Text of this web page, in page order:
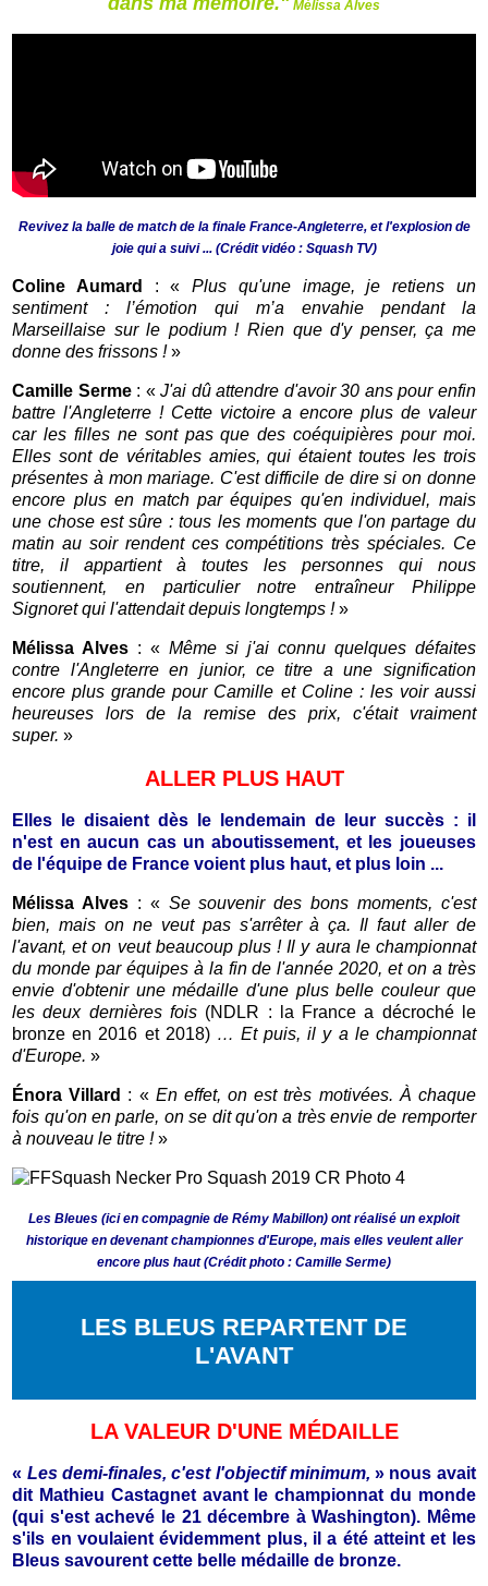
Mélissa Alves
Revivez la balle de match de la finale France-Angleterre, et l'explosion de
joie qui a suivi ... (Crédit vidéo : Squash TV)
Coline Aumard : «Plus qu'une image, je retiens un
sentiment : l’émotion qui m’a envahie pendant la
Marseillaise sur le podium ! Rien que d'y penser, ça me
donne des frissons !»
Camille Serme: «J'ai dû attendre d'avoir 30 ans pour enfin
battre l'Angleterre ! Cette victoire a encore plus de valeur
car les filles ne sont pas que des coéquipières pour moi.
Elles sont de véritables amies, qui étaient toutes les trois
présentes à mon mariage. C'est difficile de dire si on donne
encore plus en match par équipes qu'en individuel, mais
une chose est sûre : tous les moments que l'on partage du
matin au soir rendent ces compétitions très spéciales. Ce
titre, il appartient à toutes les personnes qui nous
soutiennent, en particulier notre entraîneur Philippe
Signoret qui l'attendait depuis longtemps !»
Mélissa Alves : «Même si j'ai connu quelques défaites
contre l'Angleterre en junior, ce titre a une signification
encore plus grande pour Camille et Coline : les voir aussi
heureuses lors de la remise des prix, c'était vraiment
super.»
ALLER PLUS HAUT
Elles le disaient dès le lendemain de leur succès : il
n'est en aucun cas un aboutissement, et les joueuses
de l'équipe de France voient plus haut, et plus loin ...
Mélissa Alves : « Se souvenir des bons moments, c'est
bien, mais on ne veut pas s'arrêter à ça. Il faut aller de
l'avant, et on veut beaucoup plus ! Il y aura le championnat
du monde par équipes à la fin de l'année 2020, et on a très
envie d'obtenir une médaille d'une plus belle couleur que
les deux dernières fois(NDLR : la France a décroché le
bronze en 2016 et 2018)… Et puis, il y a le championnat
d'Europe.»
Énora Villard : « En effet, on est très motivées. À chaque
fois qu'on en parle, on se dit qu'on a très envie de remporter
à nouveau le titre !»
Les Bleues (ici en compagnie de Rémy Mabillon) ont réalisé un exploit
historique en devenant championnes d'Europe, mais elles veulent aller
encore plus haut (Crédit photo : Camille Serme)
LES BLEUS REPARTENT DE
L'AVANT
LA VALEUR D'UNE MÉDAILLE
« Les demi-finales, c'est l'objectif minimum, » nous avait
dit Mathieu Castagnet avant le championnat du monde
(qui s'est achevé le 21 décembre à Washington). Même
s'ils en voulaient évidemment plus, il a été atteint et les
Bleus savourent cette belle médaille de bronze.